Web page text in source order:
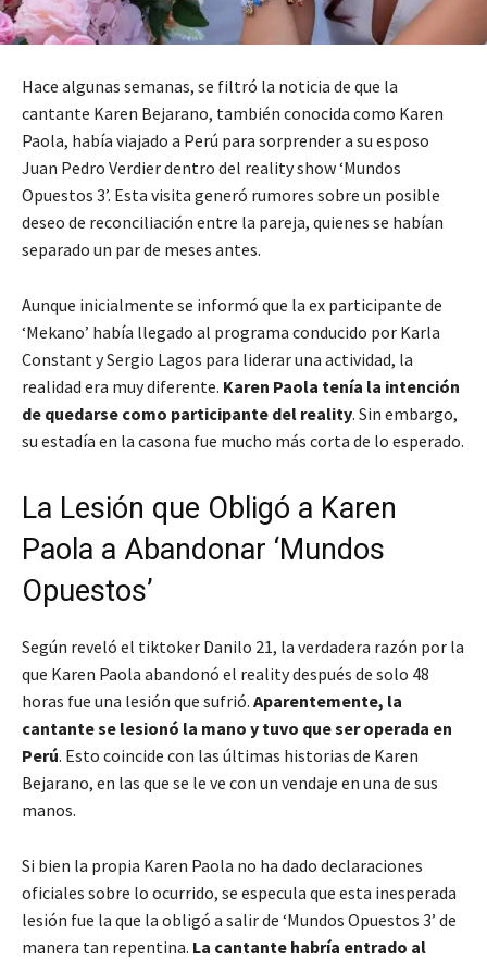
Hace algunas semanas, se filtró la noticia de que la
cantante Karen Bejarano, también conocida como Karen
Paola, había viajado a Perú para sorprender a su esposo
Juan Pedro Verdier dentro del reality show ‘Mundos
Opuestos 3’. Esta visita generó rumores sobre un posible
deseo de reconciliación entre la pareja, quienes se habían
separado un par de meses antes.
Aunque inicialmente se informó que la ex participante de
‘Mekano’ había llegado al programa conducido por Karla
Constant y Sergio Lagos para liderar una actividad, la
realidad era muy diferente. Karen Paola tenía la intención
de quedarse como participante del reality. Sin embargo,
su estadía en la casona fue mucho más corta de lo esperado.
La Lesión que Obligó a Karen
Paola a Abandonar ‘Mundos
Opuestos’
Según reveló el tiktoker Danilo 21, la verdadera razón por la
que Karen Paola abandonó el reality después de solo 48
horas fue una lesión que sufrió. Aparentemente, la
cantante se lesionó la mano y tuvo que ser operada en
Perú. Esto coincide con las últimas historias de Karen
Bejarano, en las que se le ve con un vendaje en una de sus
manos.
Si bien la propia Karen Paola no ha dado declaraciones
oficiales sobre lo ocurrido, se especula que esta inesperada
lesión fue la que la obligó a salir de ‘Mundos Opuestos 3’ de
manera tan repentina. La cantante habría entrado al